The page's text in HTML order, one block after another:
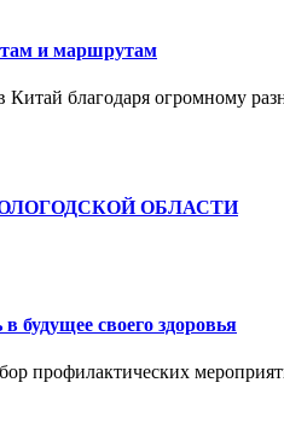
и маршрутам
благодаря огромному
ОБЛАСТИ
будущее своего здоровья
профилактических